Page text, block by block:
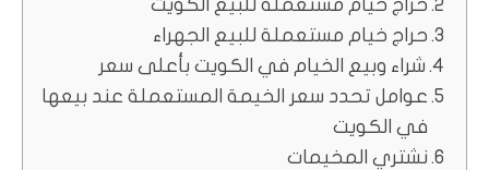
حراج خيام مستعملة للبيع الكويت
حراج خيام مستعملة للبيع الجهراء
شراء وبيع الخيام في الكويت بأعلى سعر
عوامل تحدد سعر الخيمة المستعملة عند بيعها
في الكويت
نشتري المخيمات